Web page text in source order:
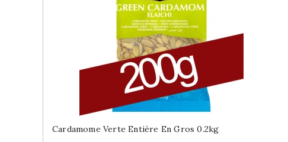
Cardamome Verte Entière En Gros 0.2kg